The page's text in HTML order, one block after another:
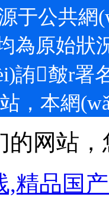
來源于公
原始狀
詴皶r
，本網
的网站
,精品国